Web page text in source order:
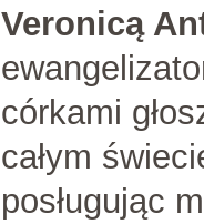
Veronicą
córkami
całym
posługując